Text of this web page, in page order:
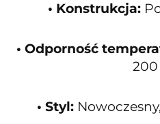
• Konstrukcja:
• Odporność
200
• Styl: